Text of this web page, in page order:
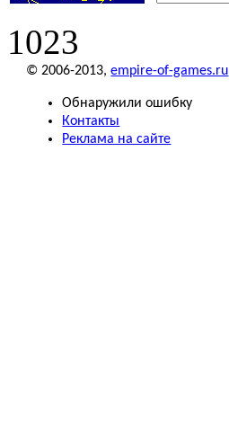
1023
© 2006-2013,empire-of-games.ru
Обнаружили ошибку
Контакты
Реклама на сайте